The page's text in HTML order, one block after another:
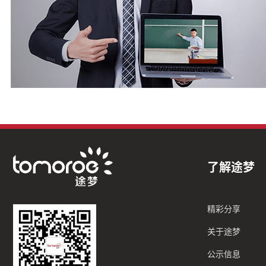
了解途梦
精彩分享
关于途梦
公示信息